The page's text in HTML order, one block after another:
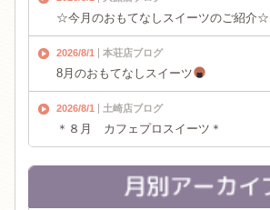
☆今月のおもてなしスイーツのご紹介☆
2026/8/1 本荘店ブログ
8月のおもてなしスイーツ
2026/8/1 土崎店ブログ
＊８月 カフェプロスイーツ＊